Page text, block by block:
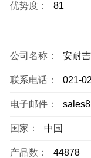
优势度： 81
公司名称： 安耐
联系电话： 021-
电子邮件：
国家： 中国
产品数： 44878